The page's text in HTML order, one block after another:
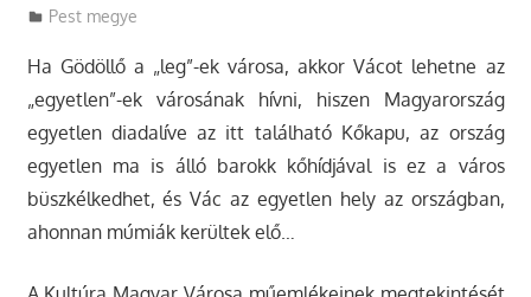
Utazasok.org
Pest megye
Ha Gödöllő a „leg”-ek városa, akkor Vácot lehetne az
„egyetlen”-ek városának hívni, hiszen Magyarország
egyetlen diadalíve az itt található Kőkapu, az ország
egyetlen ma is álló barokk kőhídjával is ez a város
büszkélkedhet, és Vác az egyetlen hely az országban,
ahonnan múmiák kerültek elő…